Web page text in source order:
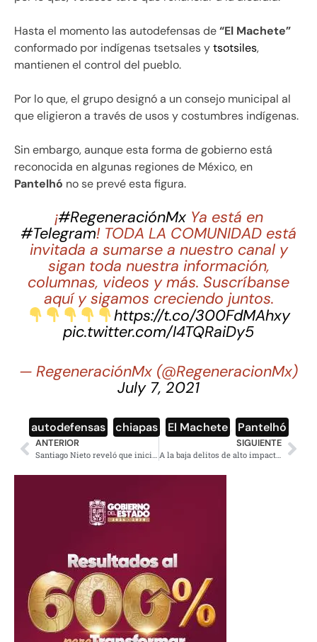
Hasta el momento las autodefensas de“El Machete”
conformado por indígenas tsetsales ytsotsiles,
mantienen el control del pueblo.
Por lo que, el grupo designó a un consejo municipal al
que eligieron a través de usos y costumbres indígenas.
Sin embargo, aunque esta forma de gobierno está
reconocida en algunas regiones de México, en
Pantelhó no se prevé esta figura.
¡#RegeneraciónMxYa está en
#Telegram! TODA LA COMUNIDAD está
invitada a sumarse a nuestro canal y
sigan toda nuestra información,
columnas, videos y más. Suscríbanse
aquí y sigamos creciendo juntos.
https://t.co/300FdMAhxy
pic.twitter.com/I4TQRaiDy5
— RegeneraciónMx (@RegeneracionMx)
July 7, 2021
autodefensas chiapas El Machete Pantelhó
ANTERIOR
Santiago Nieto reveló que iniciarán con investigaciones por caso Pandora Papers
SIGUIENTE
A la baja delitos de alto impacto en Puebla: Sedena